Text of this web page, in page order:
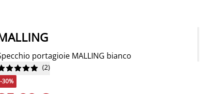
portagioie MALLING bianco




 (2)
-30%